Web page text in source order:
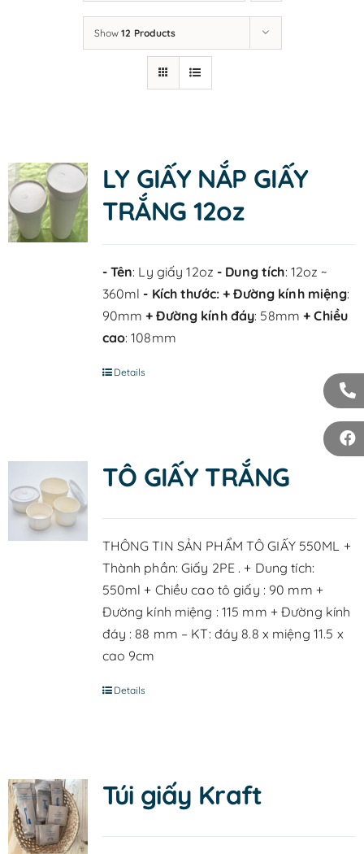
Show12 Products
LY GIẤY NẮP GIẤY
TRẮNG 12oz
- Tên: Ly giấy 12oz - Dung tích: 12oz ~
360ml - Kích thước: + Đường kính miệng:
90mm+ Đường kính đáy: 58mm+ Chiều
cao: 108mm
Details
TÔ GIẤY TRẮNG
THÔNG TIN SẢN PHẨM TÔ GIẤY 550ML +
Thành phần: Giấy 2PE . + Dung tích:
550ml + Chiều cao tô giấy : 90 mm +
Đường kính miệng : 115 mm + Đường kính
đáy : 88 mm – KT: đáy 8.8 x miệng 11.5 x
cao 9cm
Details
Túi giấy Kraft